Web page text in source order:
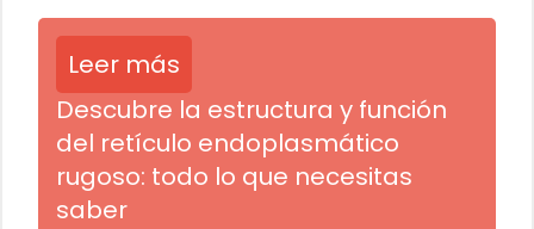
Leer más
Descubre la estructura y función
del retículo endoplasmático
rugoso: todo lo que necesitas
saber